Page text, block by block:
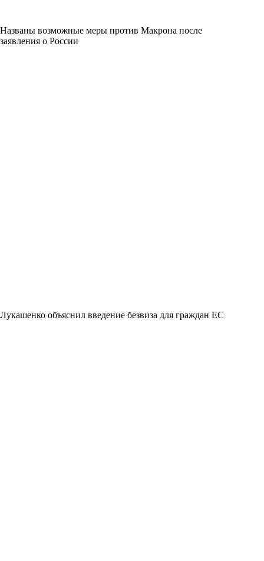
Названы возможные меры против Макрона после
заявления о России
Лукашенко объяснил введение безвиза для граждан ЕС